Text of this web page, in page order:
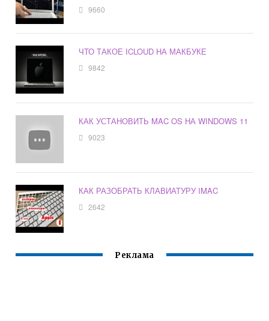
9660
ЧТО ТАКОЕ ICLOUD НА МАКБУКЕ
9842
КАК УСТАНОВИТЬ MAC OS НА WINDOWS 11
9023
КАК РАЗОБРАТЬ КЛАВИАТУРУ IMAC
2642
Реклама